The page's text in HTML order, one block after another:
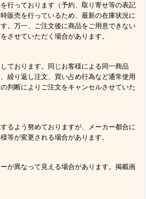
行っております（予約、取り寄せ等の表記
販売を行っているため、最新の在庫状況に
。万一、ご注文後に商品をご用意できない
させていただく場合があります。
ております。同じお客様による同一商品
繰り返し注文、買い占め行為など通常使用
判断によりご注文をキャンセルさせていた
るよう努めておりますが、メーカー都合に
等が変更される場合があります。
が異なって見える場合があります。掲載画